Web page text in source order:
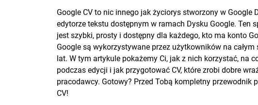
Google CV to nic innego jak życiorys stworzony w Google
edytorze tekstu dostępnym w ramach Dysku Google. Ten
jest szybki, prosty i dostępny dla każdego, kto ma konto
Google są wykorzystywane przez użytkowników na całym
lat. W tym artykule pokażemy Ci, jak z nich korzystać, na
podczas edycji i jak przygotować CV, które zrobi dobre
pracodawcy. Gotowy? Przed Tobą kompletny przewodnik
CV!